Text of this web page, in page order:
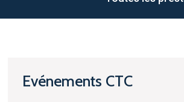
Evénements CTC